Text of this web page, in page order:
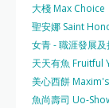
大棧 Max Choice
聖安娜 Saint
女青 - 職涯發展
天天有魚 Fruitful
美心西餅
魚尚壽司 Uo-